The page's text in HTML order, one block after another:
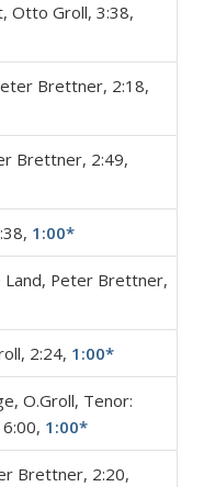
Otto Groll, 3:38,
Brettner, 2:18,
Brettner, 2:49,
1:00*
Land, Peter Brettner,
2:24, 1:00*
O.Groll, Tenor:
1:00*
Brettner, 2:20,